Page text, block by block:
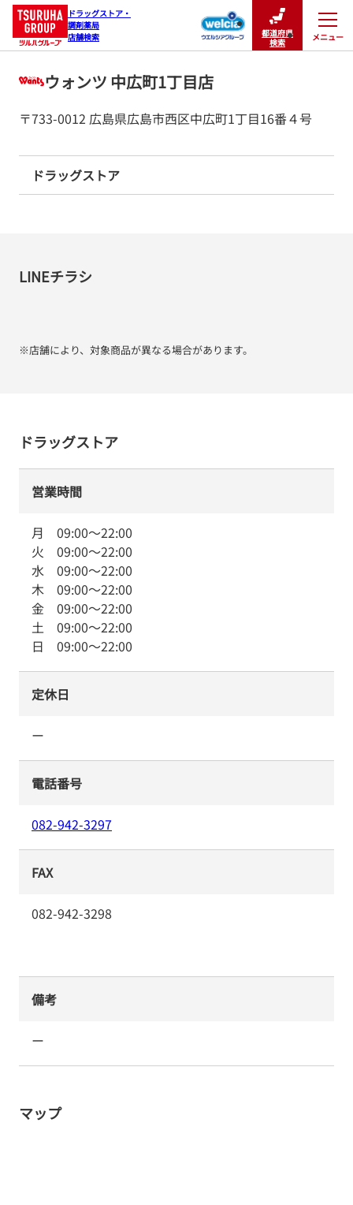
ドラッグストア・
調剤薬局
店舗検索
都道府県
検索
メニュー
閉じる
ウォンツ 中広町1丁目店
〒733-0012 広島県広島市西区中広町1丁目16番４号
ドラッグストア
LINEチラシ
※店舗により、対象商品が異なる場合があります。
ドラッグストア
営業時間
月 09:00～22:00
火 09:00～22:00
水 09:00～22:00
木 09:00～22:00
金 09:00～22:00
土 09:00～22:00
日 09:00～22:00
定休日
ー
電話番号
082-942-3297
FAX
082-942-3298
備考
ー
マップ